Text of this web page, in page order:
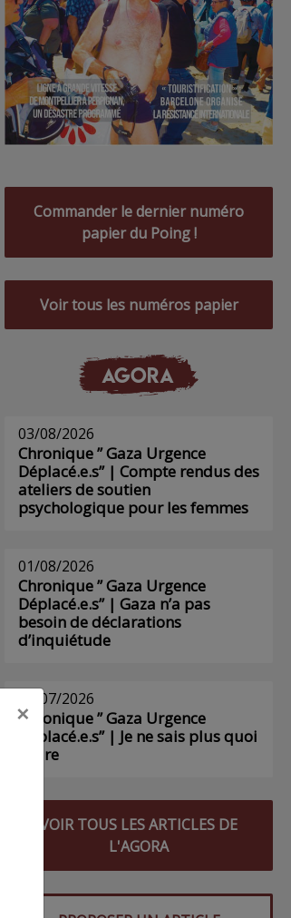
Commander le dernier numéro
papier du Poing !
Voir tous les numéros papier
AGORA
03/08/2026
Chronique ” Gaza Urgence
Déplacé.e.s” | Compte rendus des
ateliers de soutien
psychologique pour les femmes
01/08/2026
Chronique ” Gaza Urgence
Déplacé.e.s” | Gaza n’a pas
besoin de déclarations
d’inquiétude
29/07/2026
Chronique ” Gaza Urgence
Déplacé.e.s” | Je ne sais plus quoi
écrire
VOIR TOUS LES ARTICLES DE
L'AGORA
×